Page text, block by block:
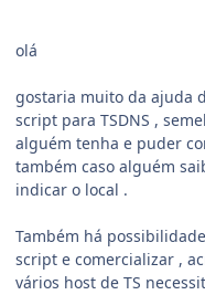
olá
gostaria muito da ajuda
script para TSDNS ,
alguém tenha e puder
também caso alguém
indicar o local .
Também há
script e comercializar ,
vários host de TS